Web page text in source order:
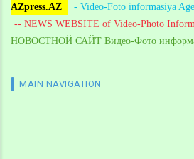
AZpress.AZ
- Video-Foto informasiya
-- NEWS WEBSITE of Video-Photo
НОВОСТНОЙ САЙТ Видео-Фото
MAIN NAVIGATION